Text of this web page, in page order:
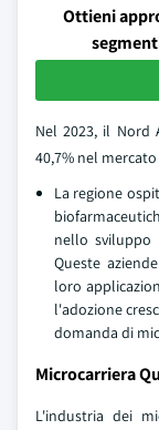
Ottieni
Nel 2023, il Nord
40,7% nel
La regione
nello sviluppo
Queste
loro
l'adozione
domanda di
Microcarriera
L'industria dei